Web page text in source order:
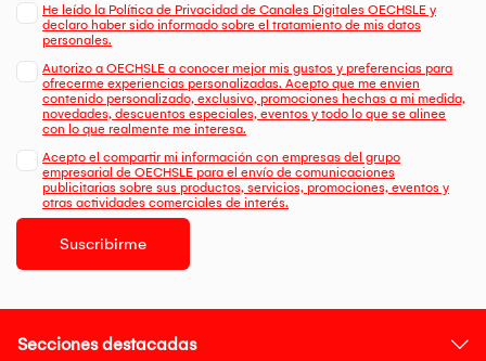
He leído la Política de Privacidad de Canales Digitales OECHSLE y
declaro haber sido informado sobre el tratamiento de mis datos
personales.
Autorizo a OECHSLE a conocer mejor mis gustos y preferencias para
ofrecerme experiencias personalizadas. Acepto que me envien
contenido personalizado, exclusivo, promociones hechas a mi medida,
novedades, descuentos especiales, eventos y todo lo que se alinee
con lo que realmente me interesa.
Acepto el compartir mi información con empresas del grupo
empresarial de OECHSLE para el envío de comunicaciones
publicitarias sobre sus productos, servicios, promociones, eventos y
otras actividades comerciales de interés.
Suscribirme
Secciones destacadas